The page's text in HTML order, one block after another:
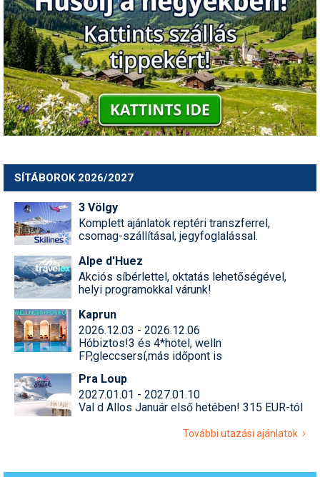
SÍTÁBOROK 2026/2027
3 Völgy
Komplett ajánlatok reptéri transzferrel,
csomag-szállításal, jegyfoglalással.
Alpe d'Huez
Akciós síbérlettel, oktatás lehetőségével,
helyi programokkal várunk!
Kaprun
2026.12.03 - 2026.12.06
Hóbiztos!3 és 4*hotel, welln
FP,gleccsersí,más időpont is
Pra Loup
2027.01.01 - 2027.01.10
Val d Allos Január első hetében! 315 EUR-tól
További utazási ajánlatok